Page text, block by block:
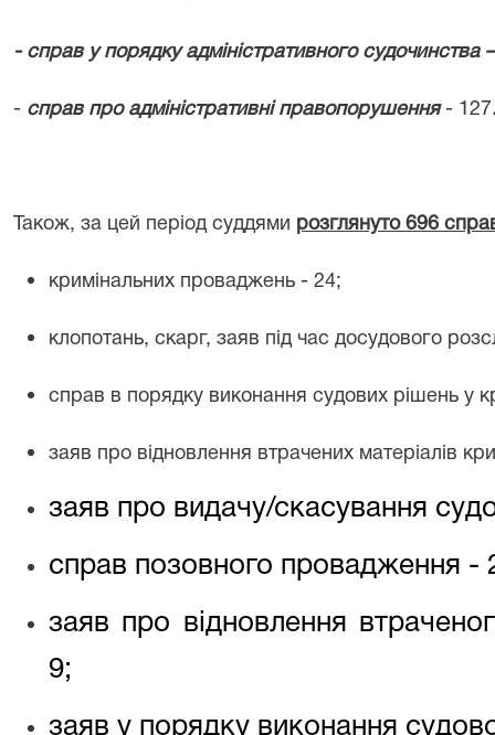
- справ у порядку адміністративного
- справ про адміністративні правопорушення- 127
Також, за цей період суддями розглянуто 696
кримінальних проваджень - 24;
клопотань, скарг, заяв під час досудового
справ в порядку виконання судових рішень у
заяв про відновлення втрачених матеріалів
заяв про видачу/скасування
справ позовного провадження -
заяв про відновлення
9;
заяв у порядку виконання